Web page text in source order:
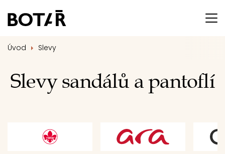
Úvod Slevy
Slevy sandálů a pantoflí